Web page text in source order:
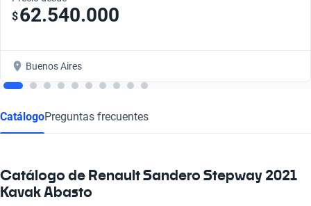
$62.540.000
Buenos Aires
CatálogoPreguntas frecuentes
Catálogo de Renault Sandero Stepway 2021
Kavak Abasto